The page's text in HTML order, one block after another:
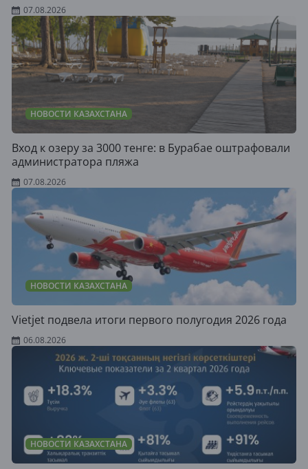
07.08.2026
НОВОСТИ КАЗАХСТАНА
Вход к озеру за 3000 тенге: в Бурабае оштрафовали
администратора пляжа
07.08.2026
НОВОСТИ КАЗАХСТАНА
Vietjet подвела итоги первого полугодия 2026 года
06.08.2026
НОВОСТИ КАЗАХСТАНА